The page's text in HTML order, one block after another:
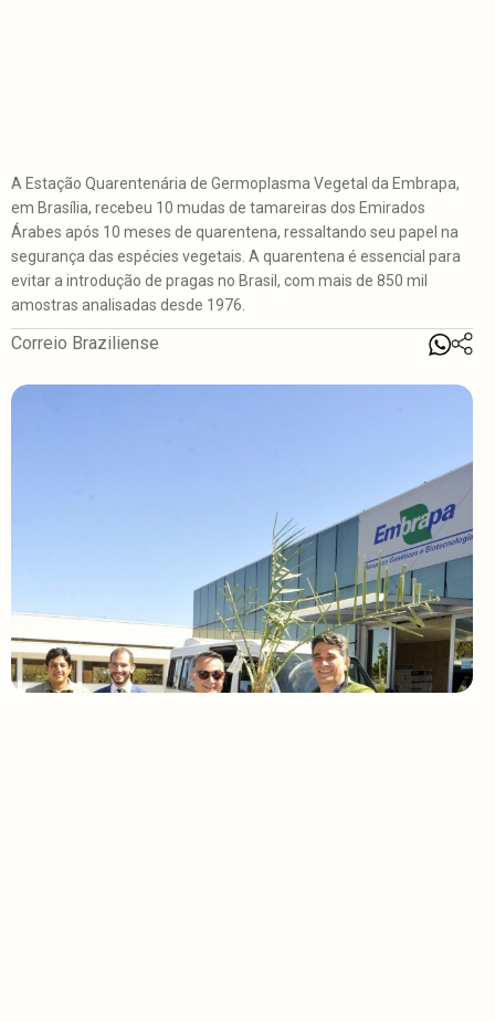
A Estação Quarentenária de Germoplasma Vegetal da Embrapa,
em Brasília, recebeu 10 mudas de tamareiras dos Emirados
Árabes após 10 meses de quarentena, ressaltando seu papel na
segurança das espécies vegetais. A quarentena é essencial para
evitar a introdução de pragas no Brasil, com mais de 850 mil
amostras analisadas desde 1976.
Correio Braziliense